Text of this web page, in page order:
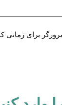
برای زمانی